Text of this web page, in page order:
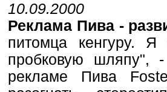
10.09.2000
Реклама Пива -
питомца кенгуру.
пробковую шляпу",
рекламе Пива